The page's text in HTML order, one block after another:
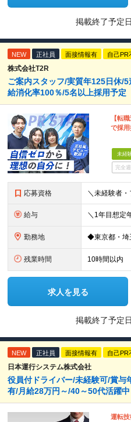
掲載終了予定
NEW 正社員 面接情報有 自己PR
株式会社T2R
ご案内スタッフ/実質年125日休/
給消化率100％/5名以上採用予定
【転
で採
未経
完全
応募資格
給与
勤務地
残業時間 10時間以内
求人を見る
掲載終了予定
NEW 正社員 面接情報有 自己PR
日本運行システム株式会社
役員付ドライバー/未経験可/賞与
有/月給28万円～/40～50代活躍中
運転